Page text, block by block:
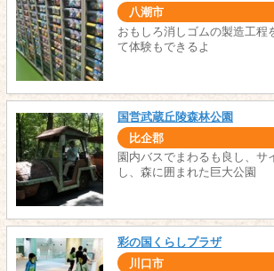
八潮市
おもしろ消しゴムの製造工程
て体験もできるよ
国営武蔵丘陵森林公園
比企郡
園内バスでまわるも良し、サ
し、森に囲まれた巨大公園
彩の国くらしプラザ
川口市